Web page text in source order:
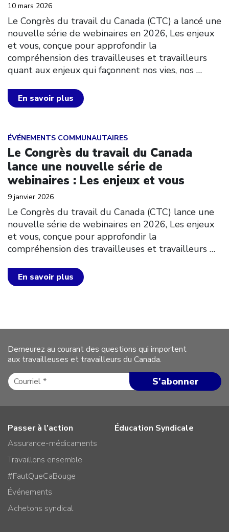
10 mars 2026
Le Congrès du travail du Canada (CTC) a lancé une
nouvelle série de webinaires en 2026, Les enjeux
et vous, conçue pour approfondir la
compréhension des travailleuses et travailleurs
quant aux enjeux qui façonnent nos vies, nos …
En savoir plus
ÉVÉNEMENTS COMMUNAUTAIRES
Le Congrès du travail du Canada
lance une nouvelle série de
webinaires : Les enjeux et vous
9 janvier 2026
Le Congrès du travail du Canada (CTC) lance une
nouvelle série de webinaires en 2026, Les enjeux
et vous, conçue pour approfondir la
compréhension des travailleuses et travailleurs …
En savoir plus
Click to open the link
Demeurez au courant des questions qui importent
aux travailleuses et travailleurs du Canada.
Passer à l’action
Assurance-médicaments
Travaillons ensemble
#FautQueCaBouge
Événements
Achetons syndical
Éducation Syndicale